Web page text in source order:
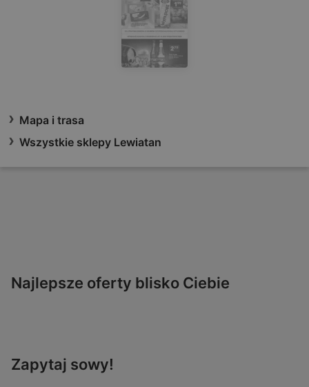
Mapa i trasa
Wszystkie sklepy Lewiatan
Najlepsze oferty blisko Ciebie
Zapytaj sowy!